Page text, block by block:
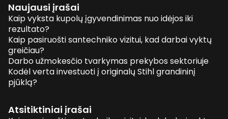
Naujausi įrašai
Kaip vyksta kupolų įgyvendinimas nuo idėjos iki
rezultato?
Kaip pasiruošti santechniko vizitui, kad darbai vyktų
greičiau?
Darbo užmokesčio tvarkymas prekybos sektoriuje
Kodėl verta investuoti į originalų Stihl grandininį
pjūklą?
Atsitiktiniai įrašai